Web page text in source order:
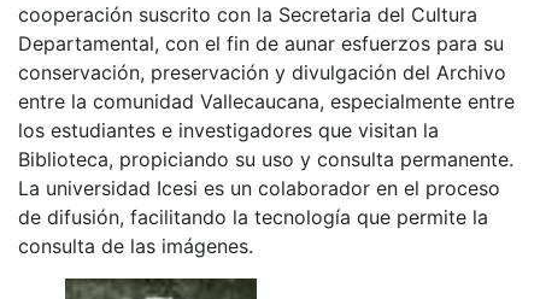
cooperación suscrito con la Secretaria del Cultura
Departamental, con el fin de aunar esfuerzos para su
conservación, preservación y divulgación del Archivo
entre la comunidad Vallecaucana, especialmente entre
los estudiantes e investigadores que visitan la
Biblioteca, propiciando su uso y consulta permanente.
La universidad Icesi es un colaborador en el proceso
de difusión, facilitando la tecnología que permite la
consulta de las imágenes.